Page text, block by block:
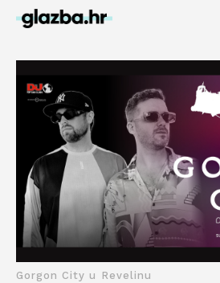
Gorgon City u Revelinu